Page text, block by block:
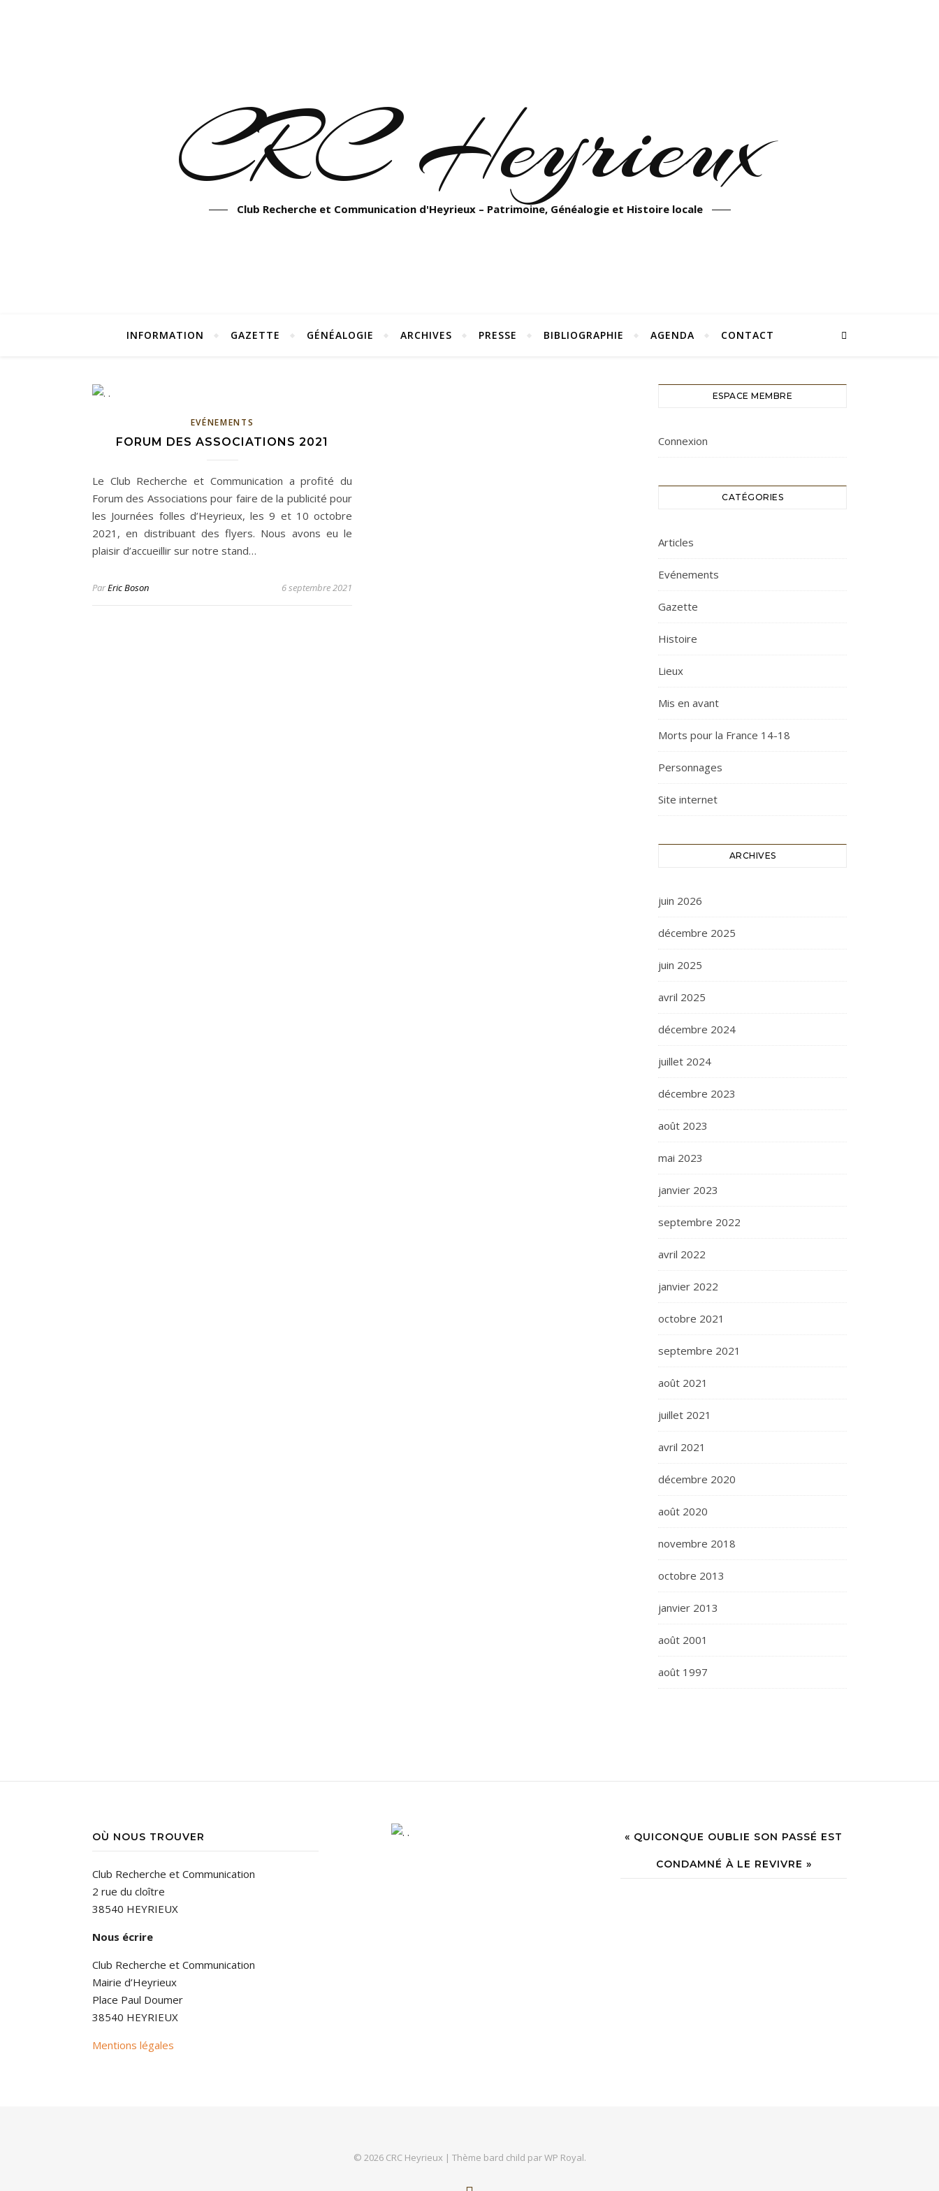
CRC Heyrieux
Club Recherche et Communication d'Heyrieux – Patrimoine, Généalogie et Histoire locale
INFORMATION GAZETTE GÉNÉALOGIE ARCHIVES PRESSE BIBLIOGRAPHIE AGENDA CONTACT
EVÉNEMENTS
FORUM DES ASSOCIATIONS 2021
Le Club Recherche et Communication a profité du
Forum des Associations pour faire de la publicité pour
les Journées folles d’Heyrieux, les 9 et 10 octobre
2021, en distribuant des flyers. Nous avons eu le
plaisir d’accueillir sur notre stand…
ParEric Boson 6 septembre 2021
ESPACE MEMBRE
Connexion
CATÉGORIES
Articles
Evénements
Gazette
Histoire
Lieux
Mis en avant
Morts pour la France 14-18
Personnages
Site internet
ARCHIVES
juin 2026
décembre 2025
juin 2025
avril 2025
décembre 2024
juillet 2024
décembre 2023
août 2023
mai 2023
janvier 2023
septembre 2022
avril 2022
janvier 2022
octobre 2021
septembre 2021
août 2021
juillet 2021
avril 2021
décembre 2020
août 2020
novembre 2018
octobre 2013
janvier 2013
août 2001
août 1997
OÙ NOUS TROUVER
Club Recherche et Communication
2 rue du cloître
38540 HEYRIEUX
Nous écrire
Club Recherche et Communication
Mairie d’Heyrieux
Place Paul Doumer
38540 HEYRIEUX
Mentions légales
« QUICONQUE OUBLIE SON PASSÉ EST
CONDAMNÉ À LE REVIVRE »
© 2026 CRC Heyrieux | Thème bard child parWP Royal.